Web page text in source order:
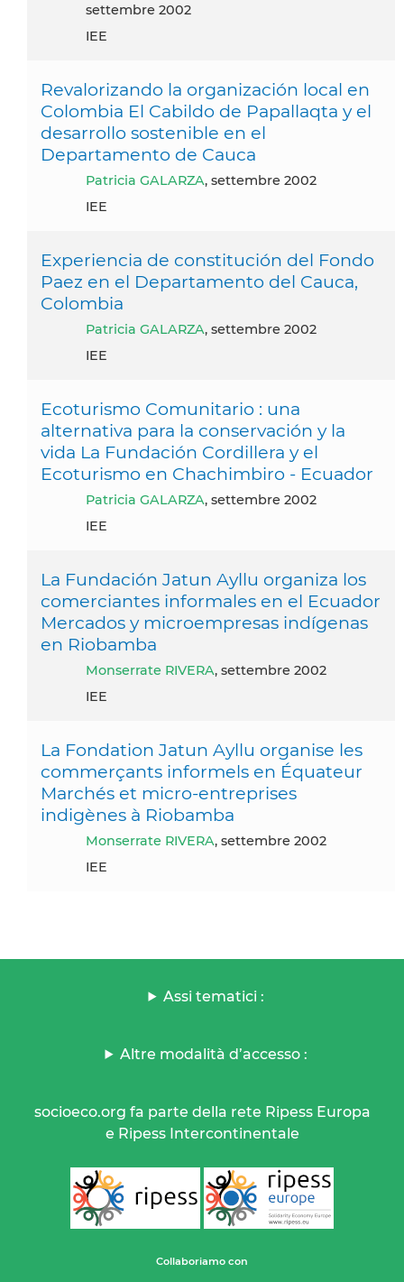
settembre 2002
IEE
Revalorizando la organización local en
Colombia El Cabildo de Papallaqta y el
desarrollo sostenible en el
Departamento de Cauca
Patricia GALARZA, settembre 2002
IEE
Experiencia de constitución del Fondo
Paez en el Departamento del Cauca,
Colombia
Patricia GALARZA, settembre 2002
IEE
Ecoturismo Comunitario : una
alternativa para la conservación y la
vida La Fundación Cordillera y el
Ecoturismo en Chachimbiro - Ecuador
Patricia GALARZA, settembre 2002
IEE
La Fundación Jatun Ayllu organiza los
comerciantes informales en el Ecuador
Mercados y microempresas indígenas
en Riobamba
Monserrate RIVERA, settembre 2002
IEE
La Fondation Jatun Ayllu organise les
commerçants informels en Équateur
Marchés et micro-entreprises
indigènes à Riobamba
Monserrate RIVERA, settembre 2002
IEE
Assi tematici :
Altre modalità d’accesso :
socioeco.org fa parte della rete Ripess Europa
e Ripess Intercontinentale
Collaboriamo con